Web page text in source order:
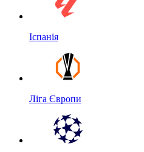
Іспанія
Ліга Європи